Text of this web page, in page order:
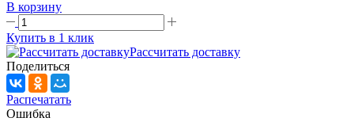
В корзину
Купить в 1 клик
Рассчитать доставку
Поделиться
Распечатать
Ошибка